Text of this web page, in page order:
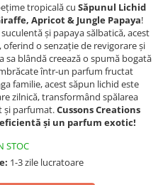
tropicală cu Săpunul Lichid
Apricot & Jungle Papaya!
și papaya sălbatică, acest
o senzație de revigorare și
blândă creează o spumă bogată
într-un parfum fructat
familie, acest săpun lichid este
zilnică, transformând spălarea
și parfumat.Cussons Creations
și un parfum exotic!
STOC
1-3 zile lucratoare